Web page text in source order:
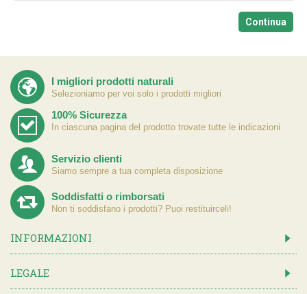
Continua
I migliori prodotti naturali
Selezioniamo per voi solo i prodotti migliori
100% Sicurezza
In ciascuna pagina del prodotto trovate tutte le indicazioni
Servizio clienti
Siamo sempre a tua completa disposizione
Soddisfatti o rimborsati
Non ti soddisfano i prodotti? Puoi restituirceli!
INFORMAZIONI
LEGALE